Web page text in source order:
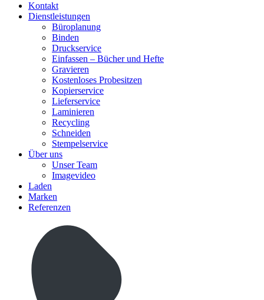
Kontakt
Dienstleistungen
Büroplanung
Binden
Druckservice
Einfassen – Bücher und Hefte
Gravieren
Kostenloses Probesitzen
Kopierservice
Lieferservice
Laminieren
Recycling
Schneiden
Stempelservice
Über uns
Unser Team
Imagevideo
Laden
Marken
Referenzen